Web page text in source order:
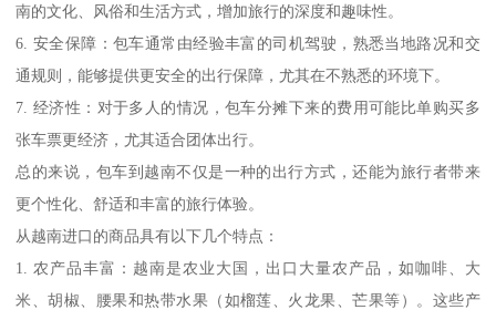
南的文化、风俗和生活方式，增加旅行的深度和趣味性。
6. 安全保障：包车通常由经验丰富的司机驾驶，熟悉当地路况和交
通规则，能够提供更安全的出行保障，尤其在不熟悉的环境下。
7. 经济性：对于多人的情况，包车分摊下来的费用可能比单购买多
张车票更经济，尤其适合团体出行。
总的来说，包车到越南不仅是一种的出行方式，还能为旅行者带来
更个性化、舒适和丰富的旅行体验。
从越南进口的商品具有以下几个特点：
1. 农产品丰富：越南是农业大国，出口大量农产品，如咖啡、大
米、胡椒、腰果和热带水果（如榴莲、火龙果、芒果等）。这些产